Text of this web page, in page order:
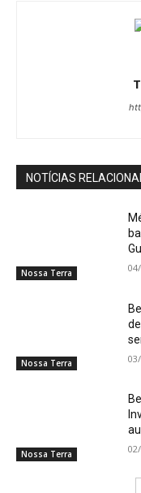
NOTÍCIAS
Nossa Terra
Nossa Terra
Nossa Terra